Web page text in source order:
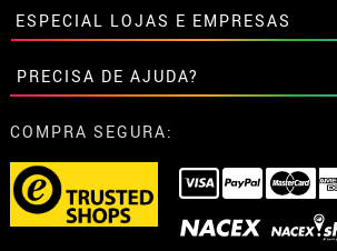
• Aviso legal ePrivacidade
• Atendimento ao cliente
• Utilização de cookies
•Configuração de cookies
Descontos especiais para grupos.
Entre em contato connosco aqui
ESPECIAL LOJAS E EMPRESAS
Descontos especiais para grupos.
Entre em contato connosco aqui
PRECISA DE AJUDA?
Ainda não colocei a minha ordem
Já realizei o meu pedido
Já recebi a minha encomenda
contato@disfrazzes.pt
COMPRA SEGURA: